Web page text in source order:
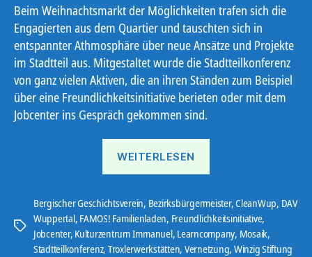
Beim Weihnachtsmarkt der Möglichkeiten trafen sich die
Engagierten aus dem Quartier und tauschten sich in
entspannter Athmosphäre über neue Ansätze und Projekte
im Stadtteil aus. Mitgestaltet wurde die Stadtteilkonferenz
von ganz vielen Aktiven, die an ihren Ständen zum Beispiel
über eine Freundlichkeitsinitiative berieten oder mit dem
Jobcenter ins Gespräch gekommen sind.
WEITERLESEN
Stadtteilkonferenz“
Schlagwörter
Bergischer Geschichtsverein, Bezirksbürgermeister,CleanWup, DAV
Wuppertal, FAMOS! Familienladen, Freundlichkeitsinitiative,
Jobcenter, Kulturzentrum Immanuel, Learncompany, Mosaik,
Stadtteilkonferenz, Troxlerwerkstätten, Vernetzung, Winzig Stiftung